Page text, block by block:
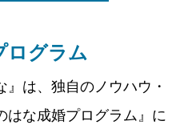
ログラム
は、独自のノウハウ・
はな成婚プログラム』に